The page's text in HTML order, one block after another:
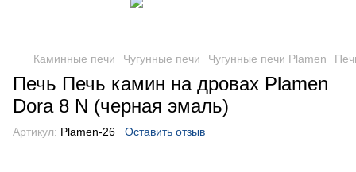
Каминные печи Чугунные печи Чугунные печи Plamen
Печь Печь камин на дровах Plamen
Dora 8 N (черная эмаль)
Артикул: Plamen-26 Оставить отзыв